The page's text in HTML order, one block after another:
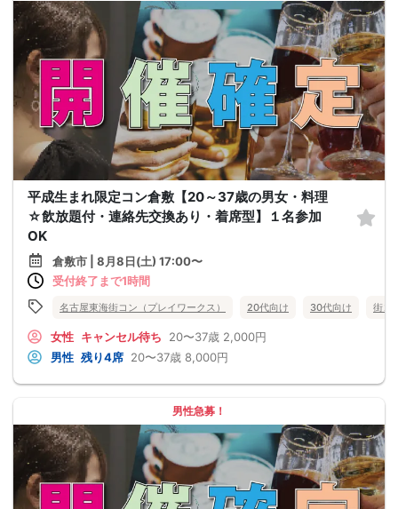
平成生まれ限定コン倉敷【20～37歳の男女・料理
☆飲放題付・連絡先交換あり・着席型】１名参加
OK
倉敷市 | 8月8日(土) 17:00〜
受付終了まで1時間
名古屋東海街コン（プレイワークス） 20代向け 30代向け 街コ
女性 キャンセル待ち 20〜37歳 2,000円
男性 残り4席 20〜37歳 8,000円
男性急募！